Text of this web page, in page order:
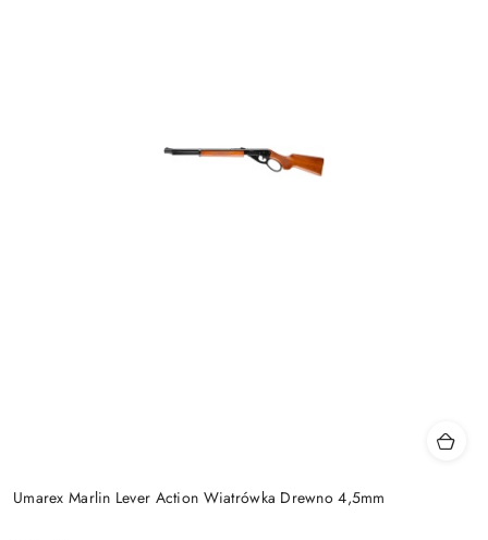
Umarex Marlin Lever Action Wiatrówka Drewno 4,5mm